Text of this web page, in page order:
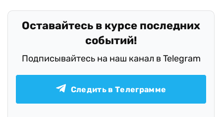
Оставайтесь в курсе последних
событий!
Подписывайтесь на наш канал в Telegram
Следить в Телеграмме